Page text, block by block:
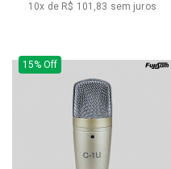
10x de R$ 101,83 sem juros
15% Off